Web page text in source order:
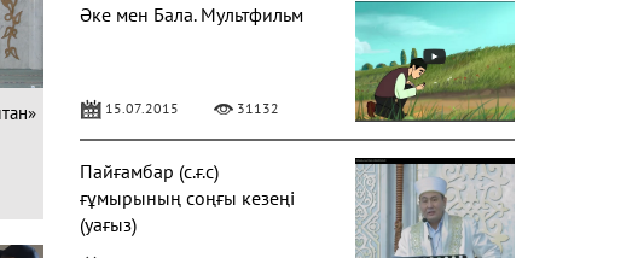
Әке мен Бала. Мультфильм
15.07.2015 31132
Пайғамбар (с.ғ.с)
ғұмырының соңғы кезеңі
(уағыз)